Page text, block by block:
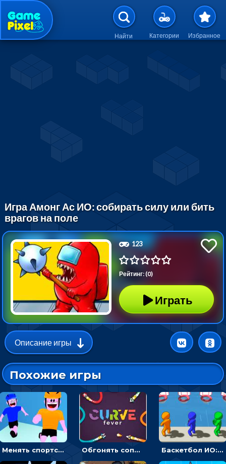
Перейти к основному
Найти Категории Избранное
Игра Амонг Ас ИО: собирать силу или бить
врагов на поле
123
Рейтинг: (0)
Играть
Описание игры
Похожие игры
Менять спортсмена на строителя, чтобы бежать вперед к финишу - ИО Обгонять соперников и уходить от столкновения, чтобы выжить до финиша - ИО Баскетбол ИО: бросать мячик в плывущие кольца наперегонки с соперниками